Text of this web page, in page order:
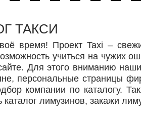
ТАКСИ
время! Проект Taxi –
учиться на чужих
Для этого вниманию
персональные страницы
компании по каталогу.
каталог лимузинов, закажи